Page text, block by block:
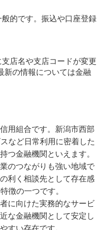
的です。振込や口座登録
店名や支店コードが変更
新の情報については金融
用組合です。新潟市西部
など日常利用に密着した
つ金融機関といえます。
のつながりも強い地域で
利く相談先として存在感
徴の一つです。
に向けた実務的なサービ
な金融機関として安定し
すい存在です。